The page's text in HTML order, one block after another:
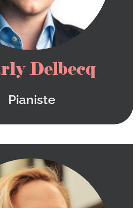
Delbecq
Pianiste